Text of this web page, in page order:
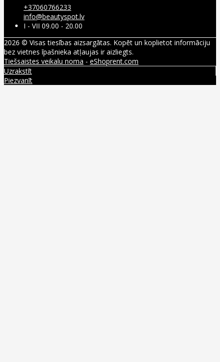
+37060766233
info@beautyspot.lv
I - VII 09.00 - 20.00
2026 © Visas tiesības aizsargātas. Kopēt un koplietot informāciju
bez vietnes īpašnieka atļaujas ir aizliegts.
Tiešsaistes veikalu noma - eShoprent.com
Uzrakstīt
Piezvanīt